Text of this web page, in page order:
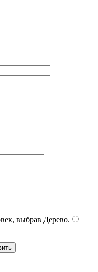
выбрав Дерево.